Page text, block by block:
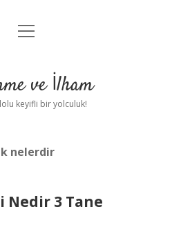
Anasayfa
Uyarı
menüyü
ve İlham
keyifli bir yolculuk!
nelerdir
Nedir 3 Tane